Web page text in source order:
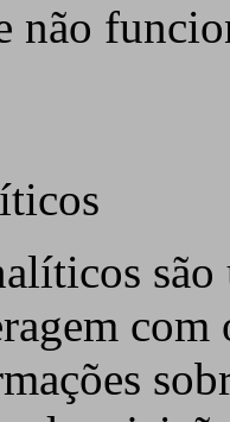
não
são
com